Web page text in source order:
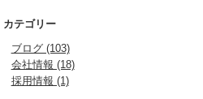
カテゴリー
ブログ (103)
会社情報 (18)
採用情報 (1)